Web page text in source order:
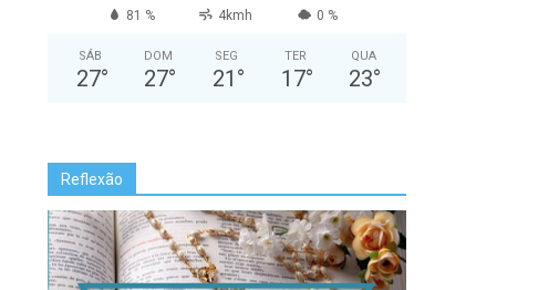
81 % 4kmh 0 %
SÁB
27°
DOM
27°
SEG
21 °
TER
17°
QUA
23°
Reflexão